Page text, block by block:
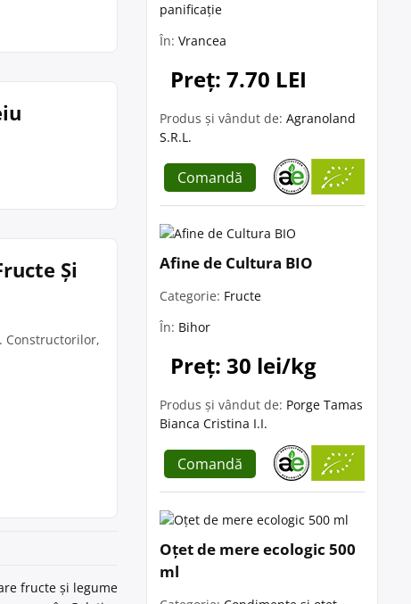
Și
Constructorilor,
fructe și legume
panificație
În: Vrancea
Preț: 7.70 LEI
Produs și vândut de: Agranoland
S.R.L.
Comandă
Afine de Cultura BIO
Categorie: Fructe
În: Bihor
Preț: 30 lei/kg
Produs și vândut de: Porge Tamas
Bianca Cristina I.I.
Comandă
Oțet de mere ecologic 500
ml